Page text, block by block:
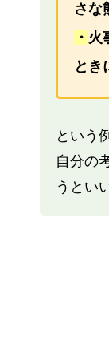
さな
・ 火
とき
という
自分の
うとい